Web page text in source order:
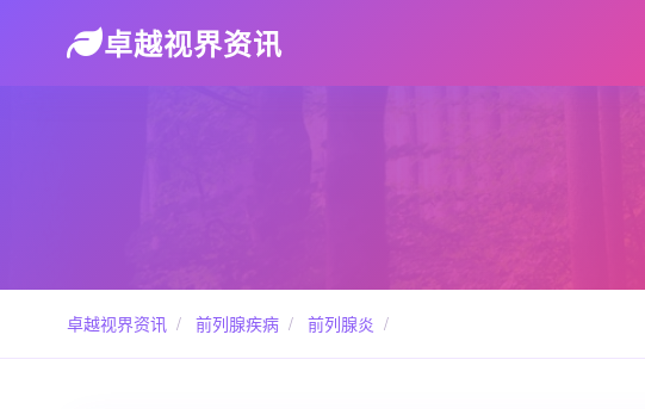
卓越视界资讯
卓越视界资讯 / 前列腺疾病 / 前列腺炎 /